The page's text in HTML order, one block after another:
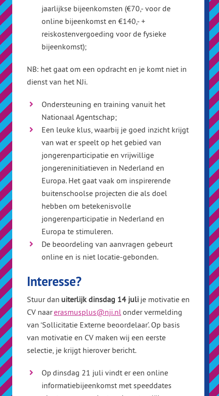
jaarlijkse bijeenkomsten (€70,- voor de
online bijeenkomst en €140,- +
reiskostenvergoeding voor de fysieke
bijeenkomst);
NB: het gaat om een opdracht en je komt niet in
dienst van het NJi.
Ondersteuning en training vanuit het
Nationaal Agentschap;
Een leuke klus, waarbij je goed inzicht krijgt
van wat er speelt op het gebied van
jongerenparticipatie en vrijwillige
jongereninitiatieven in Nederland en
Europa. Het gaat vaak om inspirerende
buitenschoolse projecten die als doel
hebben om betekenisvolle
jongerenparticipatie in Nederland en
Europa te stimuleren.
De beoordeling van aanvragen gebeurt
online en is niet locatie-gebonden.
Interesse?
Stuur dan uiterlijk dinsdag 14 juli je motivatie en
CV naarerasmusplus@nji.nlonder vermelding
van ‘Sollicitatie Externe beoordelaar’. Op basis
van motivatie en CV maken wij een eerste
selectie, je krijgt hierover bericht.
Op dinsdag 21 juli vindt er een online
informatiebijeenkomst met speeddates